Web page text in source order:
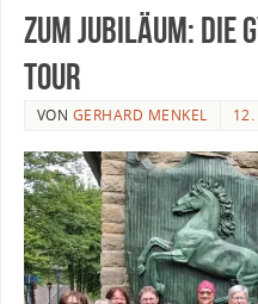
Zum Jubiläum:
Tour
VON GERHARD MENKEL